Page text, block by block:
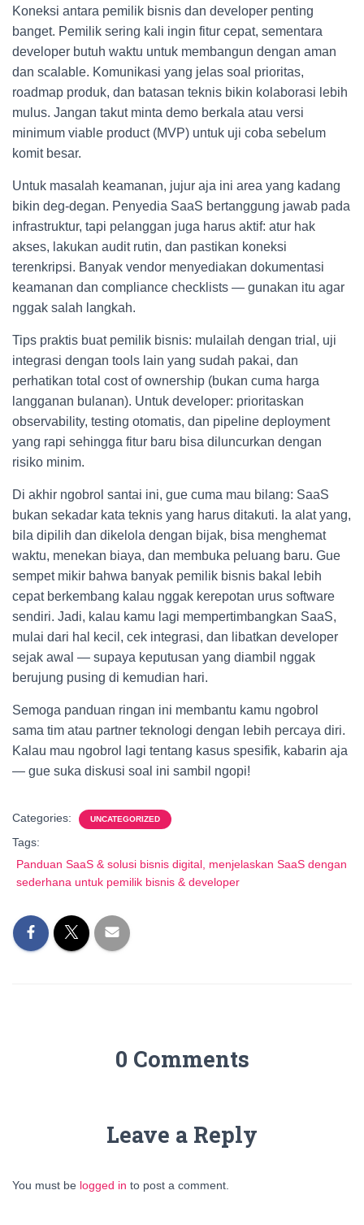
Koneksi antara pemilik bisnis dan developer penting
banget. Pemilik sering kali ingin fitur cepat, sementara
developer butuh waktu untuk membangun dengan aman
dan scalable. Komunikasi yang jelas soal prioritas,
roadmap produk, dan batasan teknis bikin kolaborasi lebih
mulus. Jangan takut minta demo berkala atau versi
minimum viable product (MVP) untuk uji coba sebelum
komit besar.
Untuk masalah keamanan, jujur aja ini area yang kadang
bikin deg-degan. Penyedia SaaS bertanggung jawab pada
infrastruktur, tapi pelanggan juga harus aktif: atur hak
akses, lakukan audit rutin, dan pastikan koneksi
terenkripsi. Banyak vendor menyediakan dokumentasi
keamanan dan compliance checklists — gunakan itu agar
nggak salah langkah.
Tips praktis buat pemilik bisnis: mulailah dengan trial, uji
integrasi dengan tools lain yang sudah pakai, dan
perhatikan total cost of ownership (bukan cuma harga
langganan bulanan). Untuk developer: prioritaskan
observability, testing otomatis, dan pipeline deployment
yang rapi sehingga fitur baru bisa diluncurkan dengan
risiko minim.
Di akhir ngobrol santai ini, gue cuma mau bilang: SaaS
bukan sekadar kata teknis yang harus ditakuti. Ia alat yang,
bila dipilih dan dikelola dengan bijak, bisa menghemat
waktu, menekan biaya, dan membuka peluang baru. Gue
sempet mikir bahwa banyak pemilik bisnis bakal lebih
cepat berkembang kalau nggak kerepotan urus software
sendiri. Jadi, kalau kamu lagi mempertimbangkan SaaS,
mulai dari hal kecil, cek integrasi, dan libatkan developer
sejak awal — supaya keputusan yang diambil nggak
berujung pusing di kemudian hari.
Semoga panduan ringan ini membantu kamu ngobrol
sama tim atau partner teknologi dengan lebih percaya diri.
Kalau mau ngobrol lagi tentang kasus spesifik, kabarin aja
— gue suka diskusi soal ini sambil ngopi!
Categories: UNCATEGORIZED
Tags:
Panduan SaaS & solusi bisnis digital, menjelaskan SaaS dengan
sederhana untuk pemilik bisnis & developer
0 Comments
Leave a Reply
You must be logged in to post a comment.